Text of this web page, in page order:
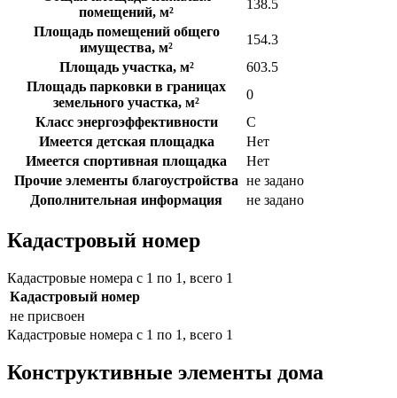
помещений, м²
138.5
Площадь помещений общего
имущества, м²
154.3
Площадь участка, м²
603.5
Площадь парковки в границах
земельного участка, м²
0
Класс энергоэффективности
C
Имеется детская площадка
Нет
Имеется спортивная площадка
Нет
Прочие элементы благоустройства не задано
Дополнительная информация
не задано
Кадастровый номер
Кадастровые номера с 1 по 1, всего 1
Кадастровый номер
не присвоен
Кадастровые номера с 1 по 1, всего 1
Конструктивные элементы дома